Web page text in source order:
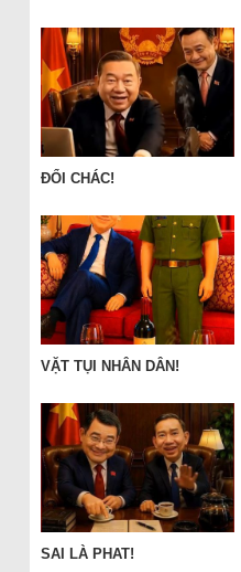
ĐỔI CHÁC!
VẶT TỤI NHÂN DÂN!
SAI LÀ PHAT!